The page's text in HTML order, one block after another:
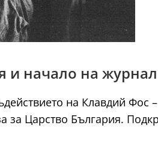
и начало на
на Клавдий
за Царство България.